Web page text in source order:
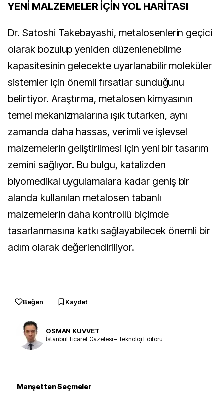
YENİ MALZEMELER İÇİN YOL HARİTASI
Dr. Satoshi Takebayashi, metalosenlerin geçici
olarak bozulup yeniden düzenlenebilme
kapasitesinin gelecekte uyarlanabilir moleküler
sistemler için önemli fırsatlar sunduğunu
belirtiyor. Araştırma, metalosen kimyasının
temel mekanizmalarına ışık tutarken, aynı
zamanda daha hassas, verimli ve işlevsel
malzemelerin geliştirilmesi için yeni bir tasarım
zemini sağlıyor. Bu bulgu, katalizden
biyomedikal uygulamalara kadar geniş bir
alanda kullanılan metalosen tabanlı
malzemelerin daha kontrollü biçimde
tasarlanmasına katkı sağlayabilecek önemli bir
adım olarak değerlendiriliyor.
Beğen Kaydet
OSMAN KUVVET
İstanbul Ticaret Gazetesi – Teknoloji Editörü
Manşetten Seçmeler